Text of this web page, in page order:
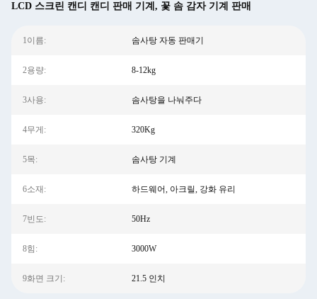
LCD 스크린 캔디 캔디 판매 기계 , 꽃 솜 감자 기계 판매
1이름: 솜사탕 자동 판매기
2용량: 8-12kg
3사용: 솜사탕을 나눠주다
4무게: 320Kg
5목: 솜사탕 기계
6소재: 하드웨어, 아크릴, 강화 유리
7빈도: 50Hz
8힘: 3000W
9화면 크기: 21.5 인치